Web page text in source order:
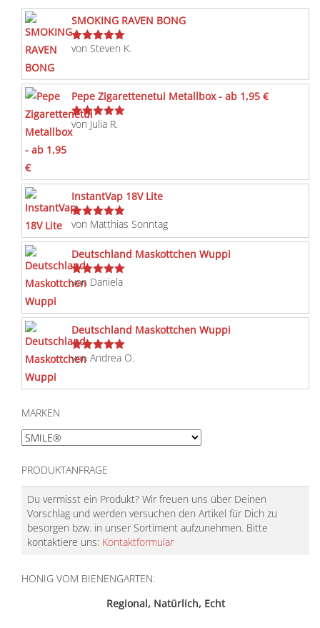
SMOKING RAVEN BONG
Bewertet
von Steven K.
Pepe Zigarettenetui Metallbox - ab 1,95 €
Bewertet
mit
von Julia R.
InstantVap 18V Lite
Bewertet
mit5von 5
von Matthias Sonntag
Deutschland Maskottchen Wuppi
Bewertet
von Daniela
Deutschland Maskottchen Wuppi
Bewertet
von Andrea O.
MARKEN
PRODUKTANFRAGE
Du vermisst ein Produkt? Wir freuen uns über Deinen
Vorschlag und werden versuchen den Artikel für Dich zu
besorgen bzw. in unser Sortiment aufzunehmen. Bitte
kontaktiere uns: Kontaktformular
HONIG VOM BIENENGARTEN:
Regional, Natürlich, Echt